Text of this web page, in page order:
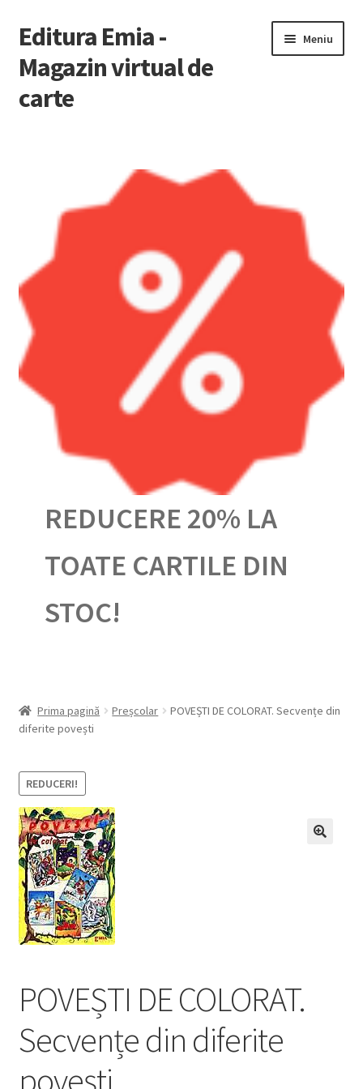
Sari
la
navigare
Sari
la
conținut
Editura Emia -
Magazin virtual de
carte
Meniu
Contul Meu
Finalizare Comandă
Newsletter
Urmărește-ți comanda
REDUCERE 20% LA
TOATE CARTILE DIN
STOC!
Prima pagină Preșcolar
POVEȘTI DE COLORAT. Secvențe din
diferite povești
REDUCERI!
POVEȘTI DE COLORAT.
Secvențe din diferite
povești